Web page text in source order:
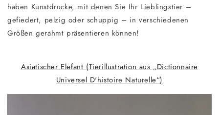
haben Kunstdrucke, mit denen Sie Ihr Lieblingstier –
gefiedert, pelzig oder schuppig – in verschiedenen
Größen gerahmt präsentieren können!
Asiatischer Elefant (Tierillustration aus „Dictionnaire
Universel D'histoire Naturelle“)